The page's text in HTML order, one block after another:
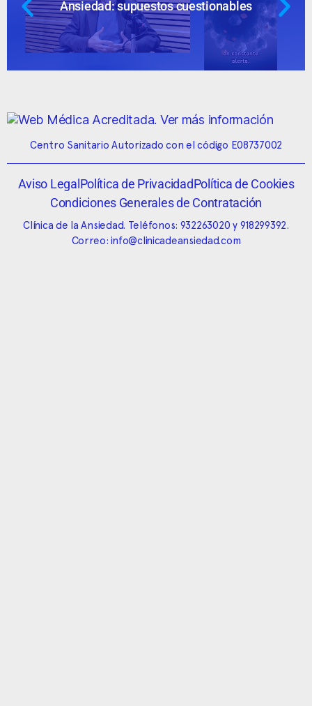
Ansiedad: supuestos cuestionables
Centro Sanitario Autorizado con el código E08737002
Aviso LegalPolítica de PrivacidadPolítica de Cookies
Condiciones Generales de Contratación
Clínica de la Ansiedad. Teléfonos: 932263020 y 918299392.
Correo:info@clinicadeansiedad.com